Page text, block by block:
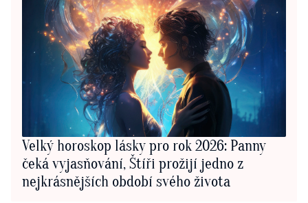
Velký horoskop lásky pro rok 2026: Panny
čeká vyjasňování, Štíři prožijí jedno z
nejkrásnějších období svého života